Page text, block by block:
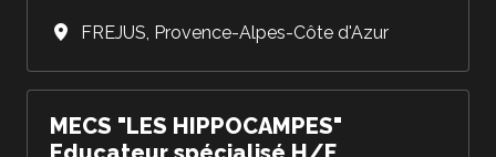
FREJUS, Provence-Alpes-Côte d'Azur
MECS "LES HIPPOCAMPES"